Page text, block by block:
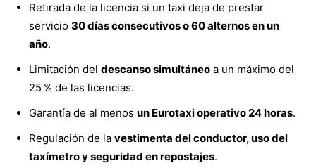
Retirada de la licencia si un taxi deja de prestar
servicio 30 días consecutivos o 60 alternos en un
año.
Limitación del descanso simultáneo a un máximo del
25 % de las licencias.
Garantía de al menos un Eurotaxi operativo 24 horas.
Regulación de la vestimenta del conductor, uso del
taxímetro y seguridad en repostajes.